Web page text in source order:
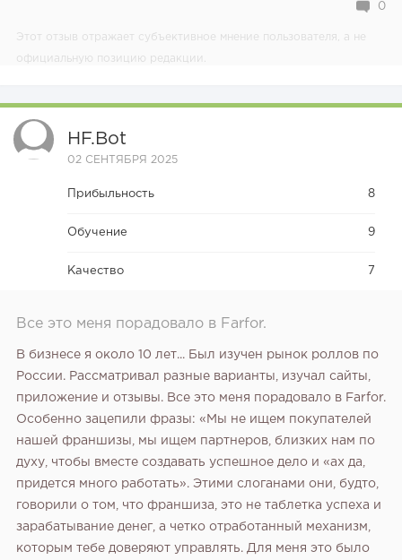
0
Этот отзыв отражает субъективное мнение пользователя, а не
официальную позицию редакции.
HF.bot
02 СЕНТЯБРЯ 2025
Прибыльность 8
Обучение 9
Качество 7
Все это меня порадовало в Farfor.
В бизнесе я около 10 лет... Был изучен рынок роллов по
России. Рассматривал разные варианты, изучал сайты,
приложение и отзывы. Все это меня порадовало в Farfor.
Особенно зацепили фразы: «Мы не ищем покупателей
нашей франшизы, мы ищем партнеров, близких нам по
духу, чтобы вместе создавать успешное дело и «ах да,
придется много работать». Этими слоганами они, будто,
говорили о том, что франшиза, это не таблетка успеха и
зарабатывание денег, а четко отработанный механизм,
которым тебе доверяют управлять. Для меня это было